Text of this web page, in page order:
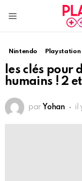
Nintendo Playstation
les clés pour
humains ! 2
par Yohan il